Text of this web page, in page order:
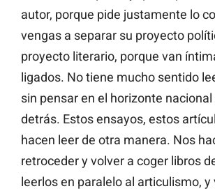
autor, porque pide justamente lo
vengas a separar su proyecto
proyecto literario, porque van
ligados. No tiene mucho sentido
sin pensar en el horizonte
detrás. Estos ensayos, estos
hacen leer de otra manera. Nos
retroceder y volver a coger libros
leerlos en paralelo al articulismo, y